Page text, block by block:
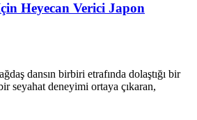
Heyecan Verici Japon
dansın birbiri etrafında dolaştığı bir
seyahat deneyimi ortaya çıkaran,